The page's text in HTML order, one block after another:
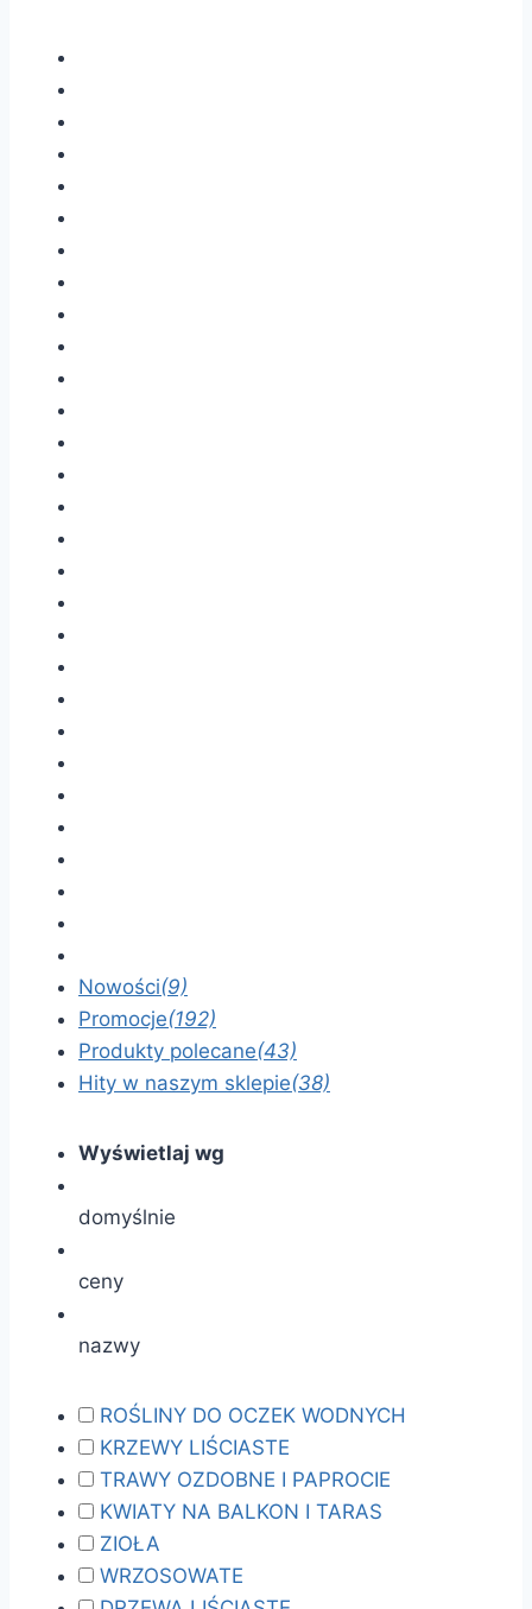
Nowości(9)
Promocje(192)
Produkty polecane(43)
Hity w naszym sklepie(38)
Wyświetlaj wg
domyślnie
ceny
nazwy
ROŚLINY DO OCZEK WODNYCH
KRZEWY LIŚCIASTE
TRAWY OZDOBNE I PAPROCIE
KWIATY NA BALKON I TARAS
ZIOŁA
WRZOSOWATE